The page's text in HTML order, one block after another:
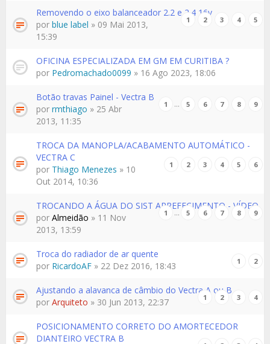
Removendo o eixo balanceador 2.2 e 2.4 16v
1 2 3 4 5
por blue label » 09 Mai 2013,
15:39
OFICINA ESPECIALIZADA EM GM EM CURITIBA ?
por Pedromachado0099 » 16 Ago 2023, 18:06
Botão travas Painel - Vectra B
1 … 5 6 7 8 9
por rmthiago » 25 Abr
2013, 11:35
TROCA DA MANOPLA/ACABAMENTO AUTOMÁTICO -
VECTRA C
1 2 3 4 5 6
por Thiago Menezes » 10
Out 2014, 10:36
TROCANDO A ÁGUA DO SIST ARREFECIMENTO - VÍDEO
1 … 5 6 7 8 9
por Almeidão » 11 Nov
2013, 13:59
Troca do radiador de ar quente
1 2
por RicardoAF » 22 Dez 2016, 18:43
Ajustando a alavanca de câmbio do Vectra A ou B
1 2 3 4
por Arquiteto » 30 Jun 2013, 22:37
POSICIONAMENTO CORRETO DO AMORTECEDOR
DIANTEIRO VECTRA B